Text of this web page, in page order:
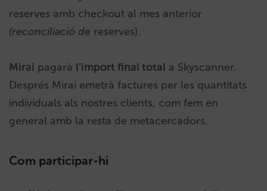
reserves amb checkout al mes anterior
(reconciliació de reserves).
Mirai pagarà l’import final total a Skyscanner.
Després Mirai emetrà factures per les quantitats
individuals als nostres clients, com fem en
general amb la resta de metacercadors.
Com participar-hi